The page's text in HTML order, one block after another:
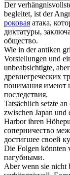
Der
begleitet, ist der
роковая атака,
диктатуры,
общество.
Wie in der antiken
Vorstellungen und
unbeabsichtigte, aber
древнегреческих
понимания имеют
последствия.
Tatsächlich setzte
zwischen Japan
Harbor ihren
соперничество
достигшее своей
Die Folgen könnten
пагубными.
Aber wenn sie nicht